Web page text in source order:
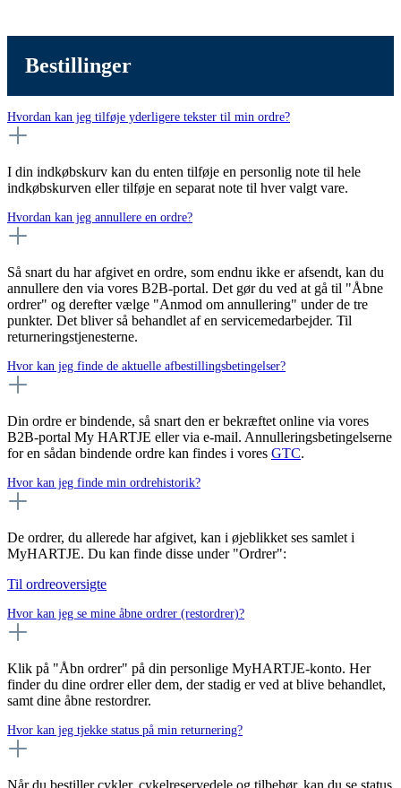
Bestillinger
Hvordan kan jeg tilføje yderligere tekster til min ordre?
I din indkøbskurv kan du enten tilføje en personlig note til hele
indkøbskurven eller tilføje en separat note til hver valgt vare.
Hvordan kan jeg annullere en ordre?
Så snart du har afgivet en ordre, som endnu ikke er afsendt, kan du
annullere den via vores B2B-portal. Det gør du ved at gå til "Åbne
ordrer" og derefter vælge "Anmod om annullering" under de tre
punkter. Det bliver så behandlet af en servicemedarbejder. Til
returneringstjenesterne.
Hvor kan jeg finde de aktuelle afbestillingsbetingelser?
Din ordre er bindende, så snart den er bekræftet online via vores
B2B-portal My HARTJE eller via e-mail. Annulleringsbetingelserne
for en sådan bindende ordre kan findes i vores GTC.
Hvor kan jeg finde min ordrehistorik?
De ordrer, du allerede har afgivet, kan i øjeblikket ses samlet i
MyHARTJE. Du kan finde disse under "Ordrer":
Til ordreoversigte
Hvor kan jeg se mine åbne ordrer (restordrer)?
Klik på "Åbn ordrer" på din personlige MyHARTJE-konto. Her
finder du dine ordrer eller dem, der stadig er ved at blive behandlet,
samt dine åbne restordrer.
Hvor kan jeg tjekke status på min returnering?
Når du bestiller cykler, cykelreservedele og tilbehør, kan du se status